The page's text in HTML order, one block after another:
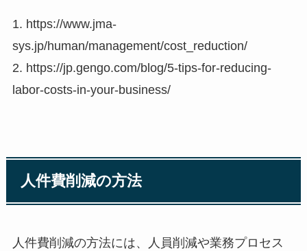
1. https://www.jma-
sys.jp/human/management/cost_reduction/
2. https://jp.gengo.com/blog/5-tips-for-reducing-
labor-costs-in-your-business/
人件費削減の方法
人件費削減の方法には、人員削減や業務プロセス